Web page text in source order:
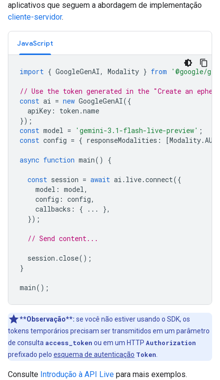
aplicativos que seguem a abordagem de implementação
cliente-servidor.
JavaScript
import { GoogleGenAI, Modality } from '@google/
// Use the token generated in the "Create an
const ai = new GoogleGenAI({
apiKey : token .name
});
const model = 'gemini-3.1-flash-live-preview' ;
const config = { responseModalities : [Modality.
async function main() {
const session = await ai . live.connect({
model : model,
config : config,
callbacks : { ...
},
});
// Send content...
session .close();
}
main();
**Observação**: se você não estiver usando o SDK, os
tokens temporários precisam ser transmitidos em um parâmetro
de consulta access_token ou em um HTTP Authorization
prefixado pelo esquema de autenticação Token.
Consulte Introdução à API Live para mais exemplos.